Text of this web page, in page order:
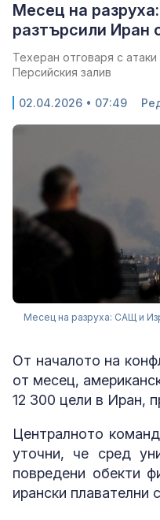
Месец на
разтърсили Иран
Техеран отговаря с
Персийския залив
02.04.2026 • 07:49
Месец на разруха: САЩ и
От началото на
от месец,
12 300 цели в Иран,
Централното
уточни, че сред
повредени обекти
ирански плавателни